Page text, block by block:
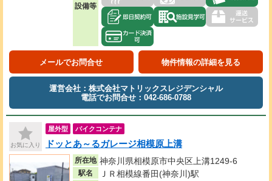
設備等
メールでお問合せ 物件情報の詳細を見る
運営会社：株式会社マトリックスレジデンシャル
電話でお問合せ：042-686-0788
お気に入り
屋外型 バイクコンテナ
ドッとあ～るガレージ相模原上溝
所在地 神奈川県相模原市中央区上溝1249-6
駅名 ＪＲ相模線番田(神奈川)駅